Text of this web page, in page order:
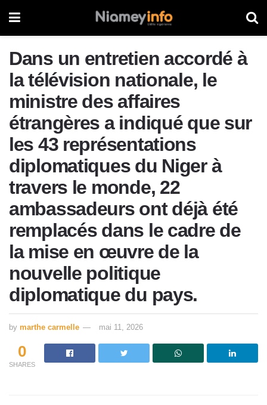
Dans un entretien accordé à
la télévision nationale, le
ministre des affaires
étrangères a indiqué que sur
les 43 représentations
diplomatiques du Niger à
travers le monde, 22
ambassadeurs ont déjà été
remplacés dans le cadre de
la mise en œuvre de la
nouvelle politique
diplomatique du pays.
by marthe carmelle mai 11, 2026
0
SHARES